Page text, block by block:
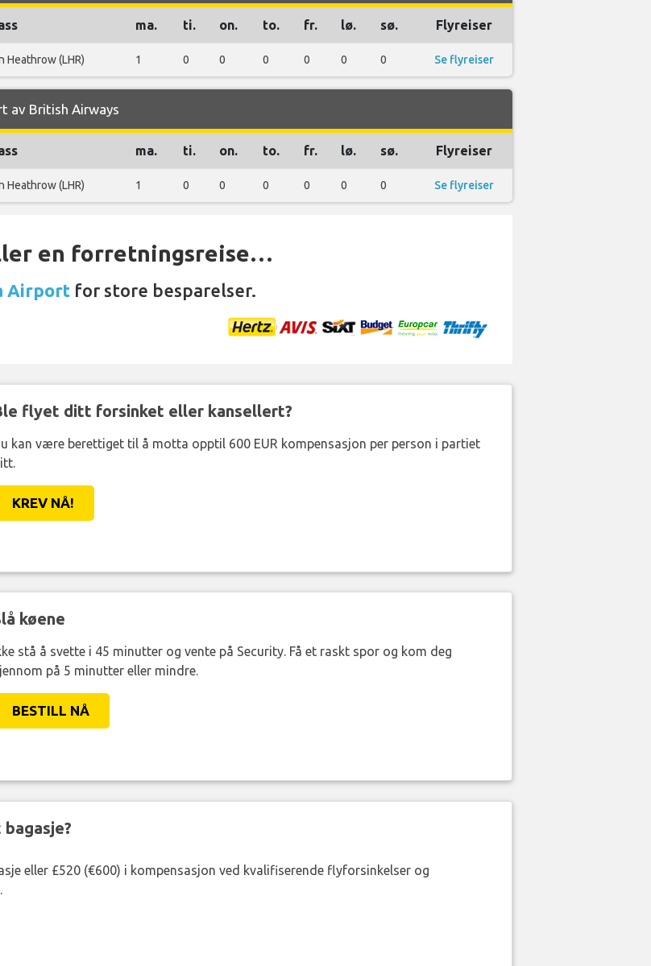
ma. ti. on. to. fr. lø. sø. Flyreiser
Heathrow (LHR) 1 0 0 0 0 0 0 Se flyreiser
av British Airways
ma. ti. on. to. fr. lø. sø. Flyreiser
Heathrow (LHR) 1 0 0 0 0 0 0 Se flyreiser
en forretningsreise…
Airport for store besparelser.
flyet ditt forsinket eller kansellert?
kan være berettiget til å motta opptil 600 EUR kompensasjon per person i partiet
KREV NÅ!
køene
stå å svette i 45 minutter og vente på Security. Få et raskt spor og kom deg
på 5 minutter eller mindre.
BESTILL NÅ
eller £520 (€600) i kompensasjon ved kvalifiserende flyforsinkelser og